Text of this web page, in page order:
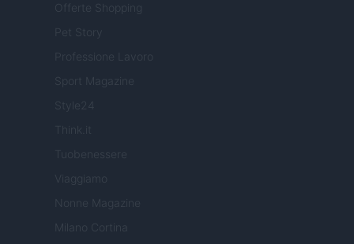
Offerte Shopping
Pet Story
Professione Lavoro
Sport Magazine
Style24
Tuobenessere
Viaggiamo
Nonne Magazine
Milano Cortina